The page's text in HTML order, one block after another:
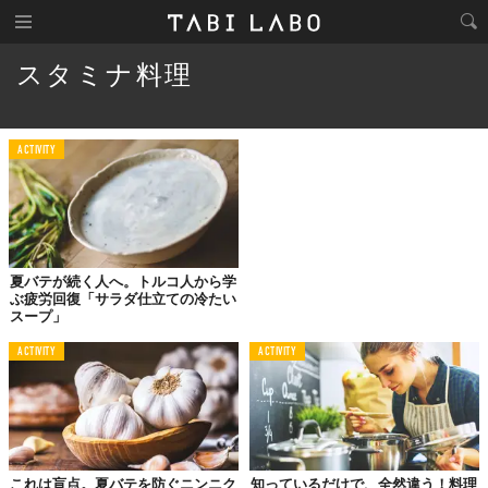
スタミナ料理
ACTIVITY
夏バテが続く人へ。トルコ人から学
ぶ疲労回復「サラダ仕立ての冷たい
スープ」
ACTIVITY
これは盲点。夏バテを防ぐニンニク
ACTIVITY
知っているだけで、全然違う！料理